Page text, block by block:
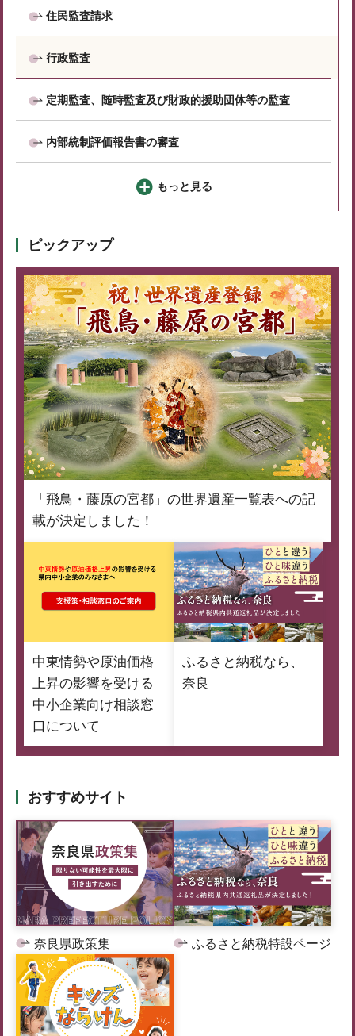
住民監査請求
行政監査
定期監査、随時監査及び財政的援助団体等の監査
内部統制評価報告書の審査
もっと見る
ピックアップ
「飛鳥・藤原の宮都」の世界遺産一覧表への記
載が決定しました！
中東情勢や原油価格
上昇の影響を受ける
中小企業向け相談窓
口について
ふるさと納税なら、
奈良
おすすめサイト
奈良県政策集 ふるさと納税特設ページ